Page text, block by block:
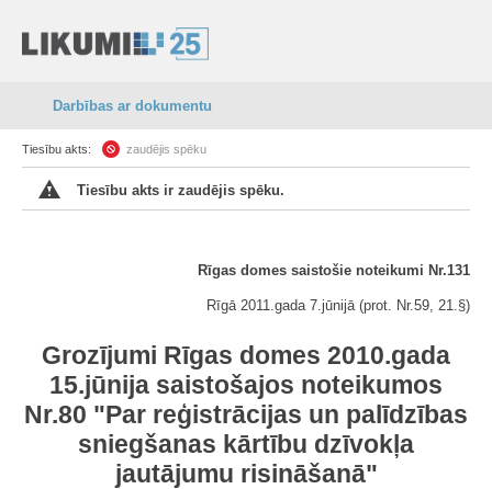
Darbības ar dokumentu
Tiesību akts: zaudējis spēku
Tiesību akts ir zaudējis spēku.
Rīgas domes saistošie noteikumi Nr.131
Rīgā 2011.gada 7.jūnijā (prot. Nr.59, 21.§)
Grozījumi Rīgas domes 2010.gada
15.jūnija saistošajos noteikumos
Nr.80 "Par reģistrācijas un palīdzības
sniegšanas kārtību dzīvokļa
jautājumu risināšanā"